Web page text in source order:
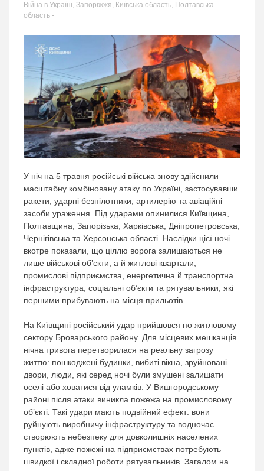
Війна в Україні, Запоріжжя, Київська область, Полтавська
область -
У ніч на 5 травня російські війська знову здійснили
масштабну комбіновану атаку по Україні, застосувавши
ракети, ударні безпілотники, артилерію та авіаційні
засоби ураження. Під ударами опинилися Київщина,
Полтавщина, Запорізька, Харківська, Дніпропетровська,
Чернігівська та Херсонська області. Наслідки цієї ночі
вкотре показали, що ціллю ворога залишаються не
лише військові об’єкти, а й житлові квартали,
промислові підприємства, енергетична й транспортна
інфраструктура, соціальні об’єкти та рятувальники, які
першими прибувають на місця прильотів.
На Київщині російський удар прийшовся по житловому
сектору Броварського району. Для місцевих мешканців
нічна тривога перетворилася на реальну загрозу
життю: пошкоджені будинки, вибиті вікна, зруйновані
двори, люди, які серед ночі були змушені залишати
оселі або ховатися від уламків. У Вишгородському
районі після атаки виникла пожежа на промисловому
об’єкті. Такі удари мають подвійний ефект: вони
руйнують виробничу інфраструктуру та водночас
створюють небезпеку для довколишніх населених
пунктів, адже пожежі на підприємствах потребують
швидкої і складної роботи рятувальників. Загалом на